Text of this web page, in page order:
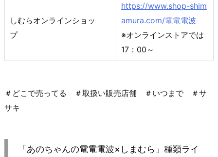
しむらオンラインショッ
プ
https://www.shop-shim
amura.com/電電電波
※オンラインストアでは
17：00～
＃どこで売ってる ＃取扱い販売店舗 ＃いつまで ＃サ
サキ
「あのちゃんの電電電波×しまむら」種類ライ